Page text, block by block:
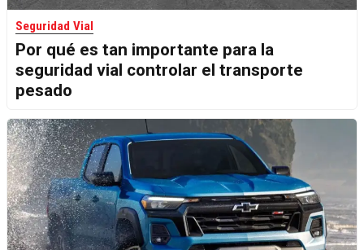
Seguridad Vial
Por qué es tan importante para la
seguridad vial controlar el transporte
pesado